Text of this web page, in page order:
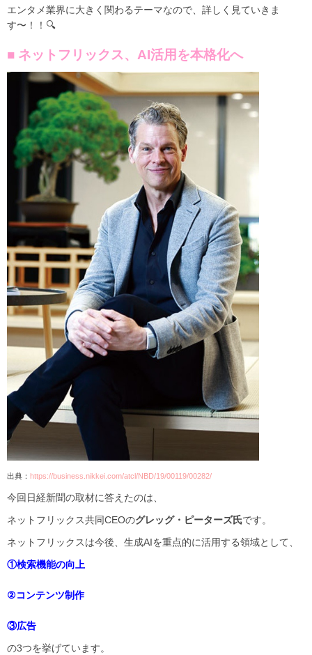
エンタメ業界に大きく関わるテーマなので、詳しく見ていきま
す〜！！🔍
■ ネットフリックス、AI活用を本格化へ
出典： https://business.nikkei.com/atcl/NBD/19/00119/00282/
今回日経新聞の取材に答えたのは、
ネットフリックス共同CEOのグレッグ・ピーターズ氏です。
ネットフリックスは今後、生成AIを重点的に活用する領域として、
①検索機能の向上
②コンテンツ制作
③広告
の3つを挙げています。